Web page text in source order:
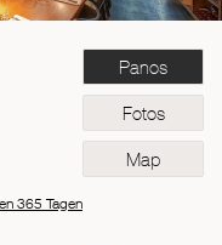
Panos
Fotos
Map
365 Tagen